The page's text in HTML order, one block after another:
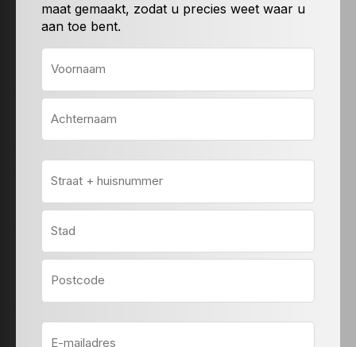
maat gemaakt, zodat u precies weet waar u
aan toe bent.
Voornaam
Straat
huisnummer
Plaats
E-
mailadres